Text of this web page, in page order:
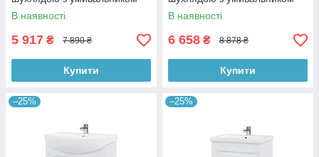
Cers 50см біла
В наявності
5 917 ₴ 7 890 ₴
Купити
Cersanit Cersania 60см біла
В наявності
6 658 ₴ 8 878 ₴
Купити
–25% –25%